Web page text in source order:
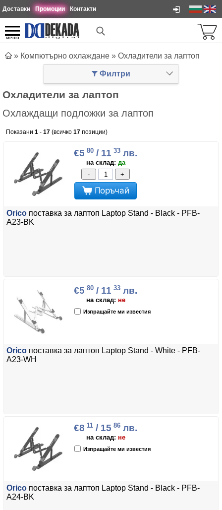
Доставки Промоции Контакти
меню
» Компютърно охлаждане » Охладители за лаптоп
Охладители за лаптоп
Охлаждащи подложки за лаптоп
Показани 1 - 17 (всичко 17 позиции)
€5 80 / 11 33 лв.
на склад: да
-
+
Поръчай
Orico поставка за лаптоп Laptop Stand - Black - PFB-
A23-BK
€5 80 / 11 33 лв.
на склад: не
Изпращайте ми известия
Orico поставка за лаптоп Laptop Stand - White - PFB-
A23-WH
€8 11 / 15 86 лв.
на склад: не
Изпращайте ми известия
Orico поставка за лаптоп Laptop Stand - Black - PFB-
A24-BK
Филтри